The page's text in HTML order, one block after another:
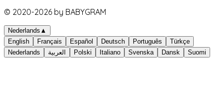
© 2020-2026 by BABYGRAM
Nederlands ▲
English
Français Español Deutsch Português
Türkçe
Nederlands
العربية Polski Italiano Svenska Dansk Suomi